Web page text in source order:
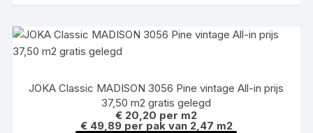
JOKA Classic MADISON 3056 Pine vintage All-in prijs
37,50 m2 gratis gelegd
€ 20,20 per m2
€ 49,89 per pak van 2,47 m2